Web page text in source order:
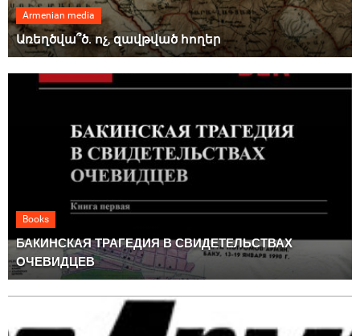
Armenian media
Առեղծվա՞ծ. ոչ, զավթված հողեր
Books
БАКИНСКАЯ ТРАГЕДИЯ В СВИДЕТЕЛЬСТВАХ
ОЧЕВИДЦЕВ